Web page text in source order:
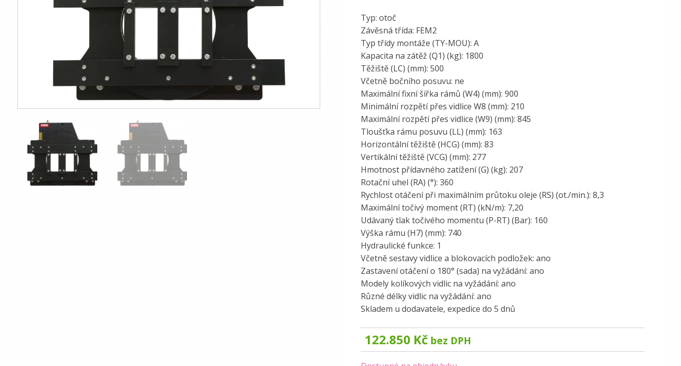
Typ: otoč
Závěsná třída: FEM2
Typ třídy montáže (TY-MOU): A
Kapacita na zátěž (Q1) (kg): 1800
Těžiště (LC) (mm): 500
Včetně bočního posuvu: ne
Maximální fixní šířka rámů (W4) (mm): 900
Minimální rozpětí přes vidlice W8 (mm): 210
Maximální rozpětí přes vidlice (W9) (mm): 845
Tloušťka rámu posuvu (LL) (mm): 163
Horizontální těžiště (HCG) (mm): 83
Vertikální těžiště (VCG) (mm): 277
Hmotnost přídavného zatížení (G) (kg): 207
Rotační uhel (RA) (°): 360
Rychlost otáčení při maximálním průtoku oleje (RS) (ot./min.): 8,3
Maximální točivý moment (RT) (kN/m): 7,20
Udávaný tlak točivého momentu (P-RT) (Bar): 160
Výška rámu (H7) (mm): 740
Hydraulické funkce: 1
Včetně sestavy vidlice a blokovacích podložek: ano
Zastavení otáčení o 180° (sada) na vyžádání: ano
Modely kolíkových vidlic na vyžádání: ano
Různé délky vidlic na vyžádání: ano
Skladem u dodavatele, expedice do 5 dnů
122.850 Kč bez DPH